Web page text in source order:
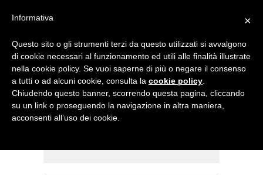
NOTIZIE DI DANZA IN ITALIA E ALL’ESTERO, PER DANZATORI,
TAG ARCHIVE
Le Quattro
×
Informativa
Questo sito o gli strumenti terzi da questo utilizzati si avvalgono
di cookie necessari al funzionamento ed utili alle finalità illustrate
nella cookie policy. Se vuoi saperne di più o negare il consenso
a tutti o ad alcuni cookie, consulta la cookie policy
Chiudendo questo banner, scorrendo questa pagina, cliccando
su un link o proseguendo la navigazione in altra maniera,
acconsenti all’uso dei cookie.